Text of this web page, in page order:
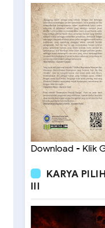
Download - Klik
KARYA
III